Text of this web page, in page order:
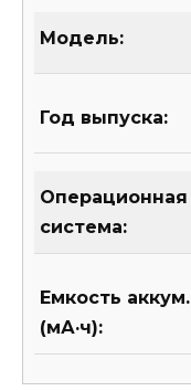
Модель:
Год выпуска:
Операционная
система:
Емкость аккум.
(мА·ч):